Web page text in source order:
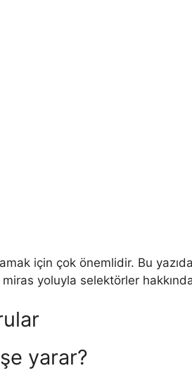
için çok önemlidir. Bu
yoluyla selektörler
yarar?